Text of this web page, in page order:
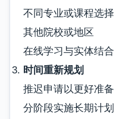
不同专业或课程选择
其他院校或地区
在线学习与实体结合
时间重新规划
推迟申请以更好准备
分阶段实施长期计划